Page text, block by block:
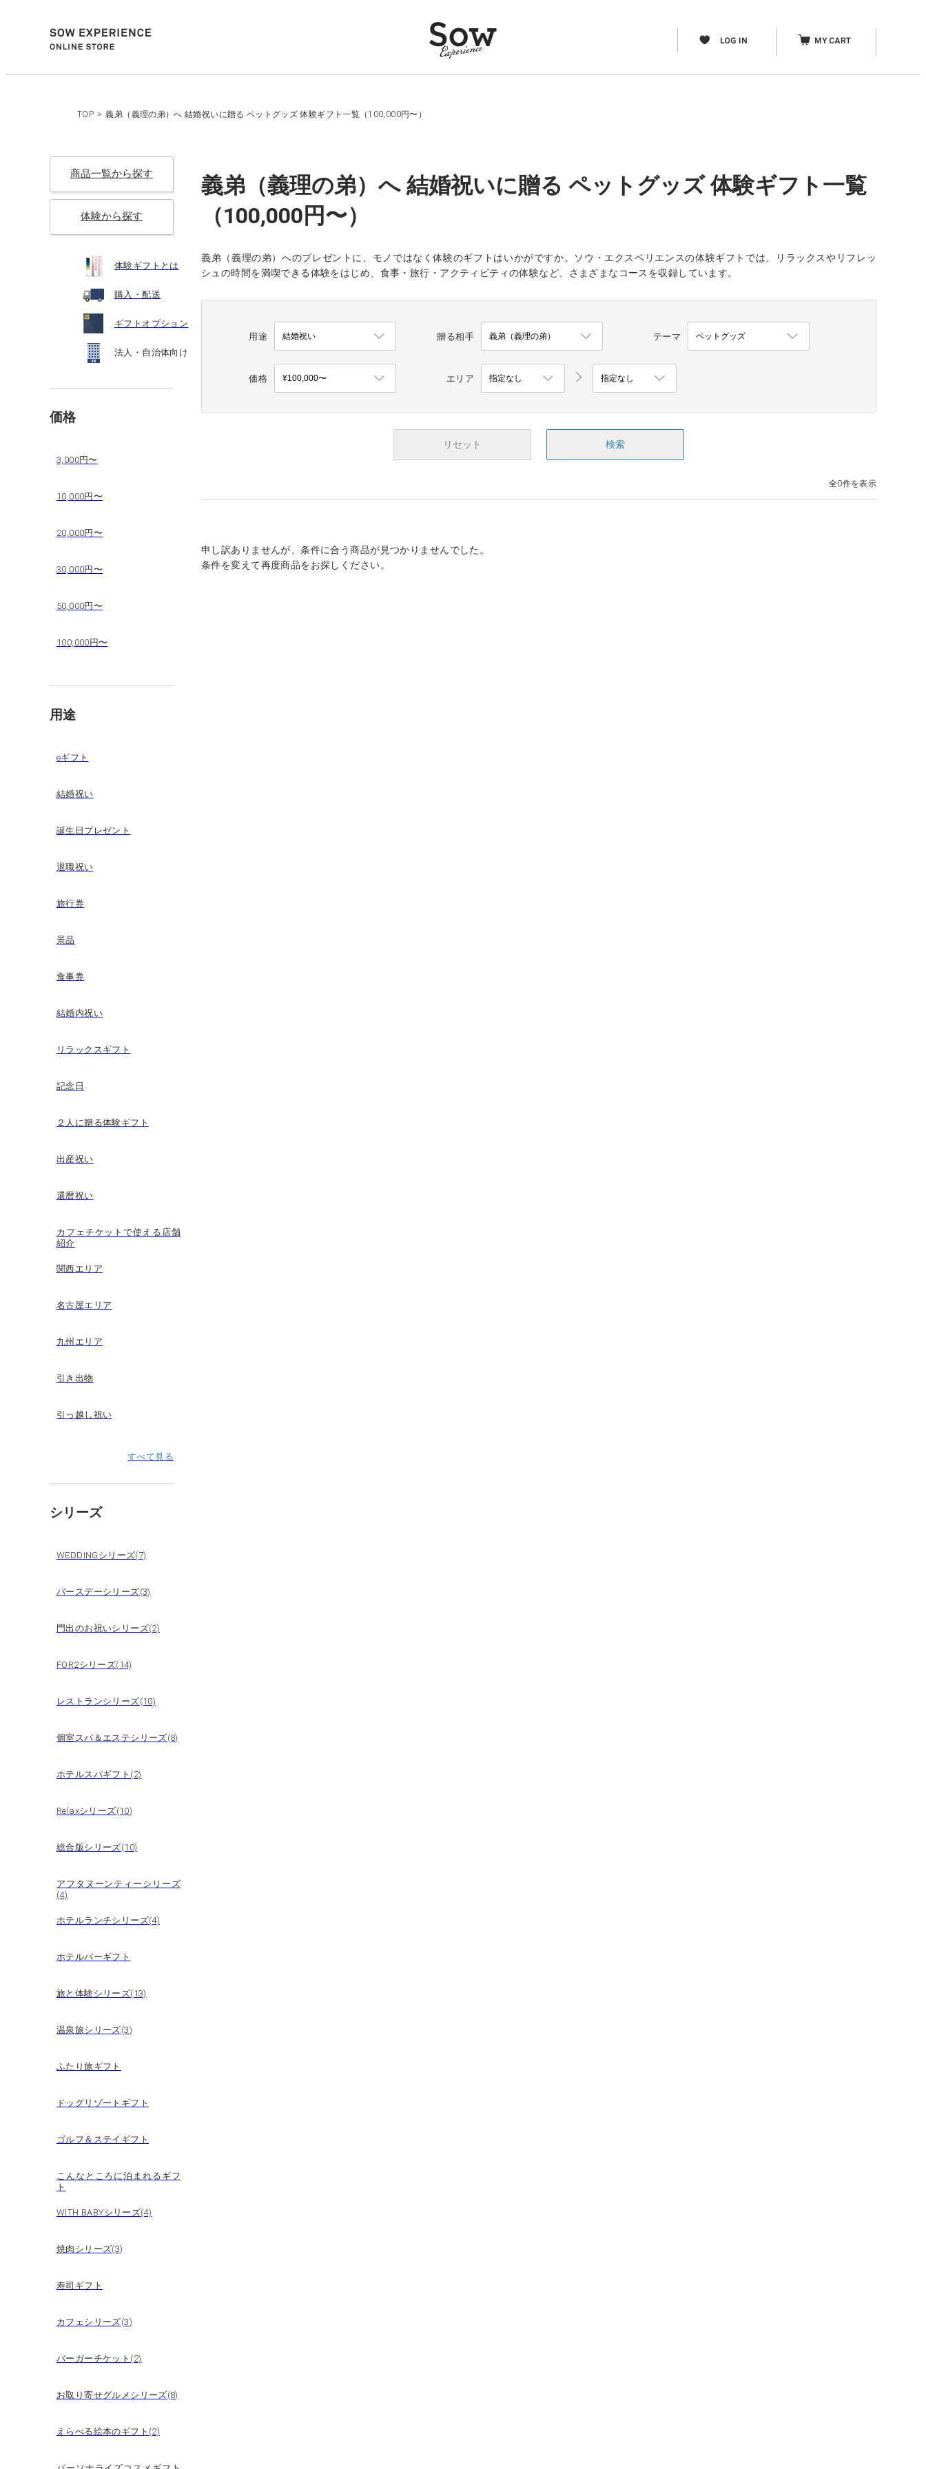
TOP > 義弟（義理の弟）へ 結婚祝いに贈る ペットグッズ 体験ギフト一覧（100,000円〜）
商品一覧から探す
体験から探す
体験ギフトとは
購入・配送
ギフトオプション
法人・自治体向け
価格
3,000円〜
10,000円〜
20,000円〜
30,000円〜
50,000円〜
100,000円〜
用途
eギフト
結婚祝い
誕生日プレゼント
退職祝い
旅行券
景品
食事券
結婚内祝い
リラックスギフト
記念日
２人に贈る体験ギフト
出産祝い
還暦祝い
カフェチケットで使える店舗
紹介
関西エリア
名古屋エリア
九州エリア
引き出物
引っ越し祝い
すべて見る
シリーズ
WEDDINGシリーズ(7)
バースデーシリーズ(3)
門出のお祝いシリーズ(2)
FOR2シリーズ(14)
レストランシリーズ(10)
個室スパ＆エステシリーズ(8)
ホテルスパギフト(2)
Relaxシリーズ(10)
総合版シリーズ(10)
アフタヌーンティーシリーズ
(4)
ホテルランチシリーズ(4)
ホテルバーギフト
旅と体験シリーズ(13)
温泉旅シリーズ(3)
ふたり旅ギフト
ドッグリゾートギフト
ゴルフ＆ステイギフト
こんなところに泊まれるギフ
ト
WITH BABYシリーズ(4)
焼肉シリーズ(3)
寿司ギフト
カフェシリーズ(3)
バーガーチケット(2)
お取り寄せグルメシリーズ(8)
えらべる絵本のギフト(2)
義弟（義理の弟）へ 結婚祝いに贈る ペットグッズ 体験ギフト一覧
（100,000円〜）
義弟（義理の弟）へのプレゼントに、モノではなく体験のギフトはいかがですか。ソウ・エクスペリエンスの体験ギフトでは、リラックスやリフレッ
シュの時間を満喫できる体験をはじめ、食事・旅行・アクティビティの体験など、さまざまなコースを収録しています。
用途 贈る相手 テーマ
価格 エリア
リセット 検索
全0件を表示
申し訳ありませんが、条件に合う商品が見つかりませんでした。
条件を変えて再度商品をお探しください。